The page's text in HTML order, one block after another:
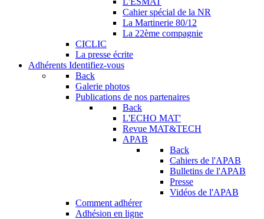
Cahier spécial de la NR
La Martinerie 80/12
La 22ème compagnie
CICLIC
La presse écrite
Adhérents Identifiez-vous
Back
Galerie photos
Publications de nos partenaires
Back
L'ECHO MAT'
Revue MAT&TECH
APAB
Back
Cahiers de l'APAB
Bulletins de l'APAB
Presse
Vidéos de l'APAB
Comment adhérer
Adhésion en ligne